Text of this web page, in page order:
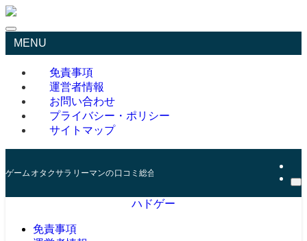
MENU
免責事項
運営者情報
お問い合わせ
プライバシー・ポリシー
サイトマップ
ゲームオタクサラリーマンの口コミ総合サイト
ハドゲー
免責事項